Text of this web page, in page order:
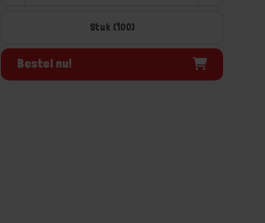
Stuk (100)
Bestel nu!